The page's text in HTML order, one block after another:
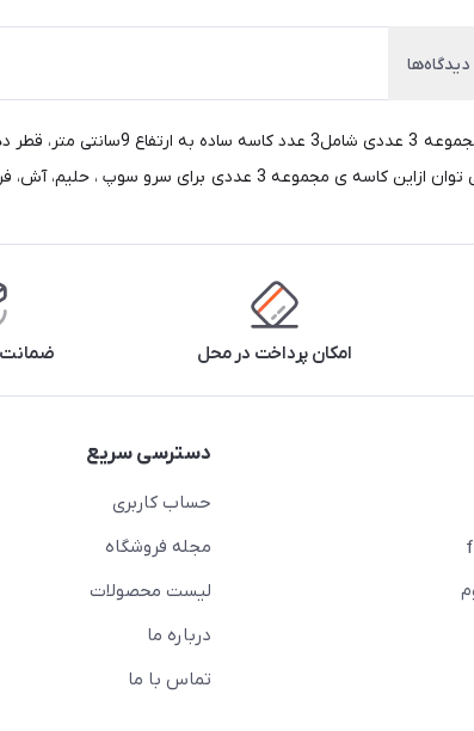
دیدگاه‌ها
و انواع غذاهای مایع دیگر و همچنین سرو پیش غذا و یا سالاد استفاده کرد.
امکان پرداخت در محل ضمانت
دسترسی سریع
حساب کاربری
مجله فروشگاه
لیست محصولات
درباره ما
تماس با ما